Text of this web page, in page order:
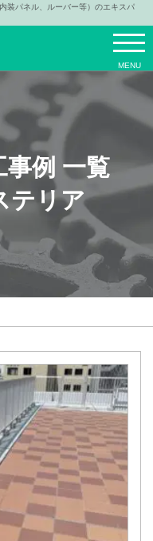
装パネル、ルーバー等）のエキスパ
MENU
事例 一覧
テリア